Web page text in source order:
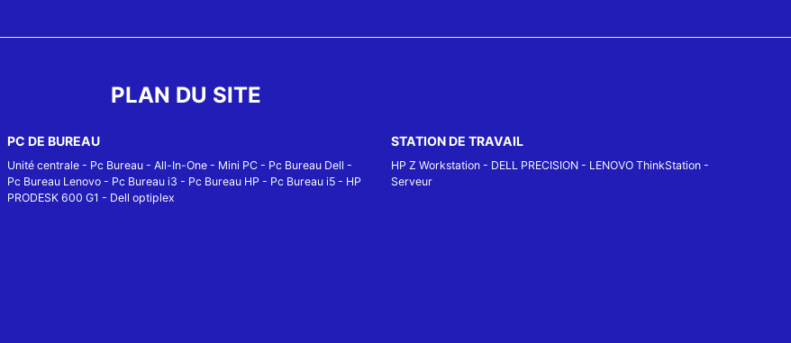
PLAN DU SITE
PC DE BUREAU
Unité centrale- Pc Bureau- All-In-One- Mini PC- Pc Bureau Dell -
Pc Bureau Lenovo- Pc Bureau i3 - Pc Bureau HP - Pc Bureau i5- HP
PRODESK 600 G1 - Dell optiplex
STATION DE TRAVAIL
HP Z Workstation - DELL PRECISION - LENOVO ThinkStation -
Serveur